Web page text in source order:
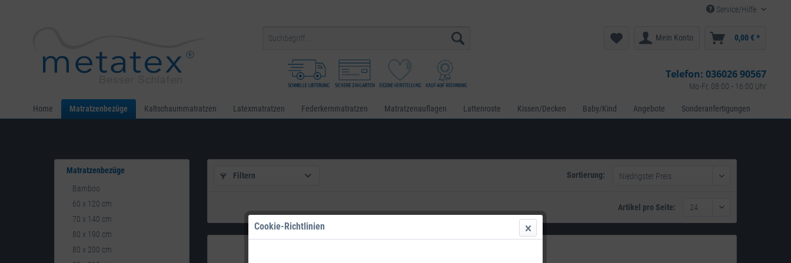
Service/Hilfe
Mein Konto 0,00 € *
Telefon: 036026 90567
Mo-Fr, 08:00 - 16:00 Uhr
Home Matratzenbezüge Kaltschaummatratzen Latexmatratzen Federkernmatratzen Matratzenauflagen Lattenroste Kissen/Decken Baby/Kind Angebote Sonderanfertigungen
Matratzenbezüge
Bamboo
60 x 120 cm
70 x 140 cm
80 x 190 cm
80 x 200 cm
Filtern Sortierung:
Artikel pro Seite:
Cookie-Richtlinien